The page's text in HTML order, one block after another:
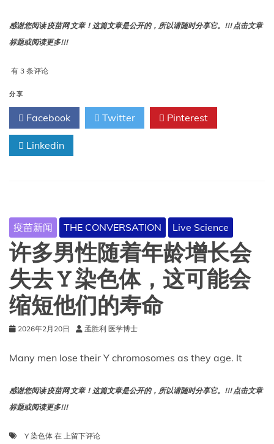
仍
在
感谢您阅读 疫苗网 文章！这篇文章是公开的，所以请随时分享它。!!! 点击文章
标题或阅读更多!!!
孕
接
种
冠
苗
先
兆
子
痫
的
风
险
有 3 条评论
分享
Facebook Twitter Pinterest
Linkedin
疫苗新闻 THE CONVERSATION Live Science
许多男性随着年龄增长会
失去 Y 染色体，这可能会
缩短他们的寿命
2026年2月20日 孟胜利 医学博士
Many men lose their Y chromosomes as they age. It
感谢您阅读 疫苗网 文章！这篇文章是公开的，所以请随时分享它。!!! 点击文章
标题或阅读更多!!!
Y 染色体 在 许
上留下评论